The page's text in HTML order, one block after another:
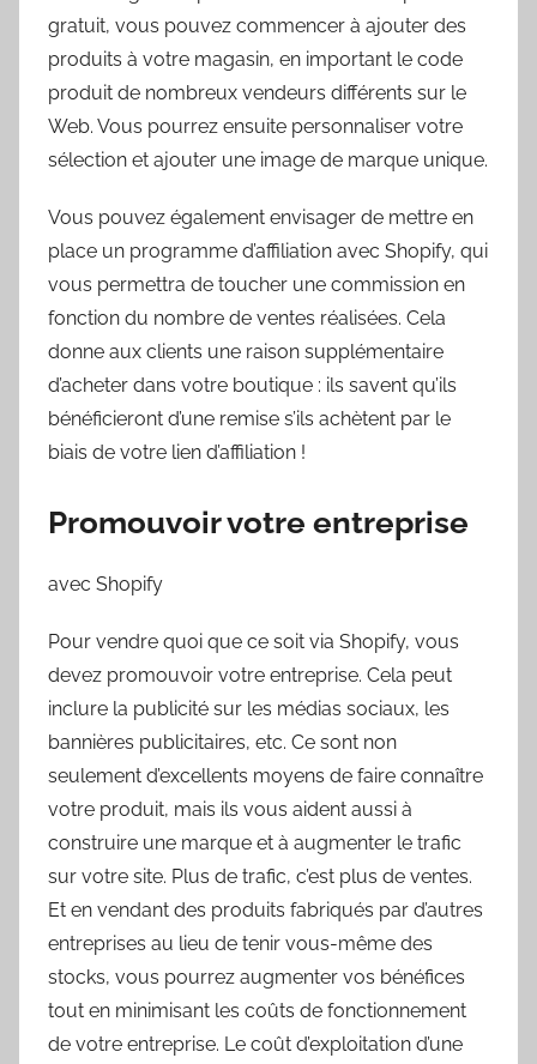
gratuit, vous pouvez commencer à ajouter des
produits à votre magasin, en important le code
produit de nombreux vendeurs différents sur le
Web. Vous pourrez ensuite personnaliser votre
sélection et ajouter une image de marque unique.
Vous pouvez également envisager de mettre en
place un programme d’affiliation avec Shopify, qui
vous permettra de toucher une commission en
fonction du nombre de ventes réalisées. Cela
donne aux clients une raison supplémentaire
d’acheter dans votre boutique : ils savent qu’ils
bénéficieront d’une remise s’ils achètent par le
biais de votre lien d’affiliation !
Promouvoir votre entreprise
avec Shopify
Pour vendre quoi que ce soit via Shopify, vous
devez promouvoir votre entreprise. Cela peut
inclure la publicité sur les médias sociaux, les
bannières publicitaires, etc. Ce sont non
seulement d’excellents moyens de faire connaître
votre produit, mais ils vous aident aussi à
construire une marque et à augmenter le trafic
sur votre site. Plus de trafic, c’est plus de ventes.
Et en vendant des produits fabriqués par d’autres
entreprises au lieu de tenir vous-même des
stocks, vous pourrez augmenter vos bénéfices
tout en minimisant les coûts de fonctionnement
de votre entreprise. Le coût d’exploitation d’une